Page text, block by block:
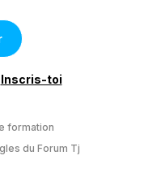
Inscris-toi
formation
du Forum Tj